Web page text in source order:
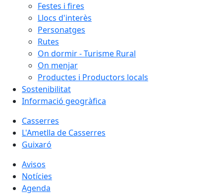
Festes i fires
Llocs d'interès
Personatges
Rutes
On dormir - Turisme Rural
On menjar
Productes i Productors locals
Sostenibilitat
Informació geogràfica
Casserres
L'Ametlla de Casserres
Guixaró
Avisos
Notícies
Agenda